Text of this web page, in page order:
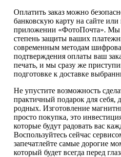
Оплатить заказ можно
банковскую карту на сайте
приложении «ФотоПочта». Мы
степень защиты ваших
современным методам
подтверждения оплаты ваш
печать, и мы сразу же
подготовке к доставке
Не упустите возможность
практичный подарок для себя,
родных. Изготовление
просто покупка, это
которые будут радовать вас
Воспользуйтесь сейчас
запечатлейте самые дорогие
который будет всегда перед